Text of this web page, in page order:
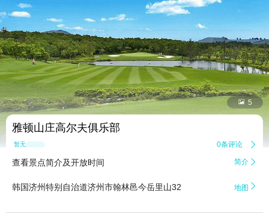
 5
雅顿山庄高尔夫俱乐部
暂无点评 0条评论 
查看景点简介及开放时间 简介 
韩国济州特别自治道济州市翰林邑今岳里山32 地图 
